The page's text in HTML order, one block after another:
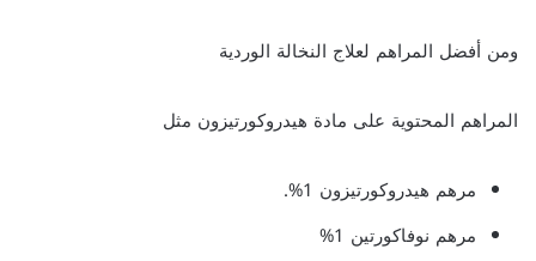
ومن أفضل المراهم لعلاج النخالة الوردية
المراهم المحتوية على مادة هيدروكورتيزون مثل
مرهم هيدروكورتيزون 1%.
مرهم نوفاكورتين 1%